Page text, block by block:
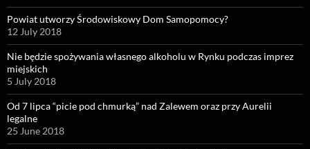
Powiat utworzy Środowiskowy Dom Samopomocy?
12 July 2018
Nie będzie spożywania własnego alkoholu w Rynku podczas imprez
miejskich
5 July 2018
Od 7 lipca “picie pod chmurką” nad Zalewem oraz przy Aurelii
legalne
25 June 2018